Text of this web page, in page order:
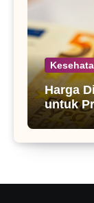
Harga
untuk